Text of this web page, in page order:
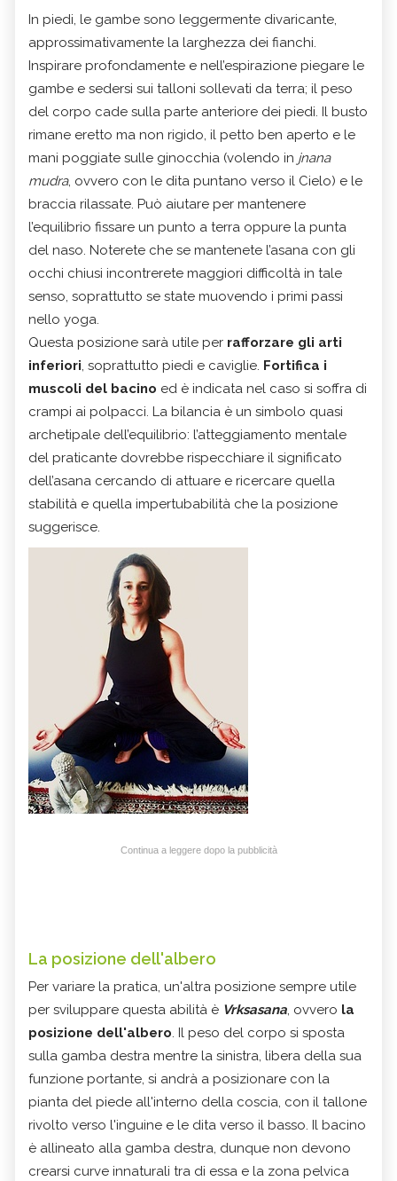
In piedi, le gambe sono leggermente divaricante,
approssimativamente la larghezza dei fianchi.
Inspirare profondamente e nell’espirazione piegare le
gambe e sedersi sui talloni sollevati da terra; il peso
del corpo cade sulla parte anteriore dei piedi. Il busto
rimane eretto ma non rigido, il petto ben aperto e le
mani poggiate sulle ginocchia (volendo in jnana
mudra, ovvero con le dita puntano verso il Cielo) e le
braccia rilassate. Può aiutare per mantenere
l’equilibrio fissare un punto a terra oppure la punta
del naso. Noterete che se mantenete l’asana con gli
occhi chiusi incontrerete maggiori difficoltà in tale
senso, soprattutto se state muovendo i primi passi
nello yoga.
Questa posizione sarà utile per rafforzare gli arti
inferiori, soprattutto piedi e caviglie. Fortifica i
muscoli del bacino ed è indicata nel caso si soffra di
crampi ai polpacci. La bilancia è un simbolo quasi
archetipale dell’equilibrio: l’atteggiamento mentale
del praticante dovrebbe rispecchiare il significato
dell’asana cercando di attuare e ricercare quella
stabilità e quella impertubabilità che la posizione
suggerisce.
Continua a leggere dopo la pubblicità
La posizione dell'albero
Per variare la pratica, un'altra posizione sempre utile
per sviluppare questa abilità è Vrksasana, ovvero la
posizione dell'albero. Il peso del corpo si sposta
sulla gamba destra mentre la sinistra, libera della sua
funzione portante, si andrà a posizionare con la
pianta del piede all'interno della coscia, con il tallone
rivolto verso l'inguine e le dita verso il basso. Il bacino
è allineato alla gamba destra, dunque non devono
crearsi curve innaturali tra di essa e la zona pelvica